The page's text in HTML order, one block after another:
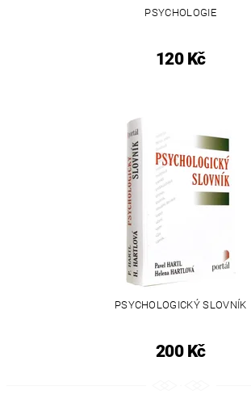
PSYCHOLOGIE
120 Kč
PSYCHOLOGICKÝ SLOVNÍK
200 Kč